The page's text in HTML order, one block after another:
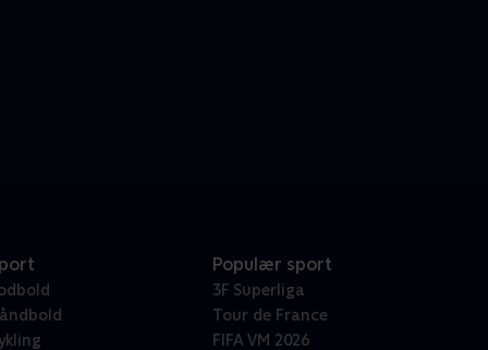
Populær sport
3F Superliga
Tour de France
FIFA VM 2026